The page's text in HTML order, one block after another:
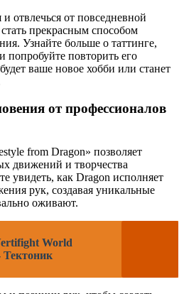
отвлечься от повседневной
прекрасным способом
Узнайте больше о таттинге,
попробуйте повторить его
ваше новое хобби или станет
от профессионалов
from Dragon» позволяет
движений и творчества
увидеть, как Dragon исполняет
рук, создавая уникальные
оживают.
World
Тектоник